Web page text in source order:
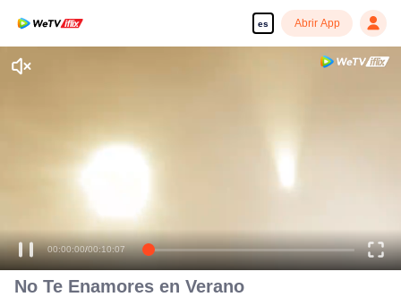
es Abrir App
00:00:00/00:10:07
No Te Enamores en Verano